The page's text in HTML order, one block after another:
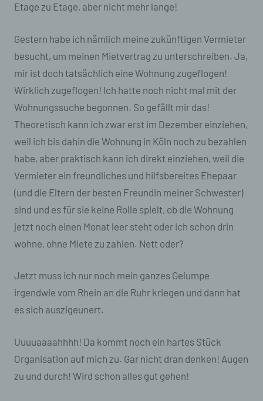
Etage zu Etage, aber nicht mehr lange!
Gestern habe ich nämlich meine zukünftigen Vermieter
besucht, um meinen Mietvertrag zu unterschreiben. Ja,
mir ist doch tatsächlich eine Wohnung zugeflogen!
Wirklich zugeflogen! Ich hatte noch nicht mal mit der
Wohnungssuche begonnen. So gefällt mir das!
Theoretisch kann ich zwar erst im Dezember einziehen,
weil ich bis dahin die Wohnung in Köln noch zu bezahlen
habe, aber praktisch kann ich direkt einziehen, weil die
Vermieter ein freundliches und hilfsbereites Ehepaar
(und die Eltern der besten Freundin meiner Schwester)
sind und es für sie keine Rolle spielt, ob die Wohnung
jetzt noch einen Monat leer steht oder ich schon drin
wohne, ohne Miete zu zahlen. Nett oder?
Jetzt muss ich nur noch mein ganzes Gelumpe
irgendwie vom Rhein an die Ruhr kriegen und dann hat
es sich auszigeunert.
Uuuuaaaahhhh! Da kommt noch ein hartes Stück
Organisation auf mich zu. Gar nicht dran denken! Augen
zu und durch! Wird schon alles gut gehen!